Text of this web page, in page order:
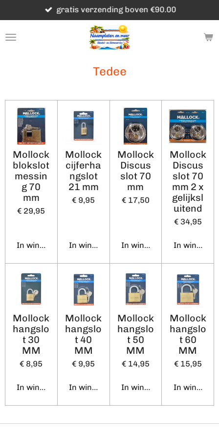
direct
naar
gratis verzending boven €90.00
Tedee
Mollock
blokslot
messin
g 70
mm
€ 29,95
In winkelwagen
Mollock
cijferha
ngslot
21 mm
€ 9,95
In winkelwagen
Mollock
Discus
slot 70
mm
€ 17,50
In winkelwagen
Mollock
Discus
slot 70
mm 2 x
gelijksl
uitend
€ 34,95
In
Mollock
hangslo
t 30
MM
€ 8,95
In winkelwagen
Mollock
hangslo
t 40
MM
€ 9,95
In winkelwagen
Mollock
hangslo
t 50
MM
€ 14,95
In winkelwagen
Mollock
hangslo
t 60
MM
€ 15,95
In